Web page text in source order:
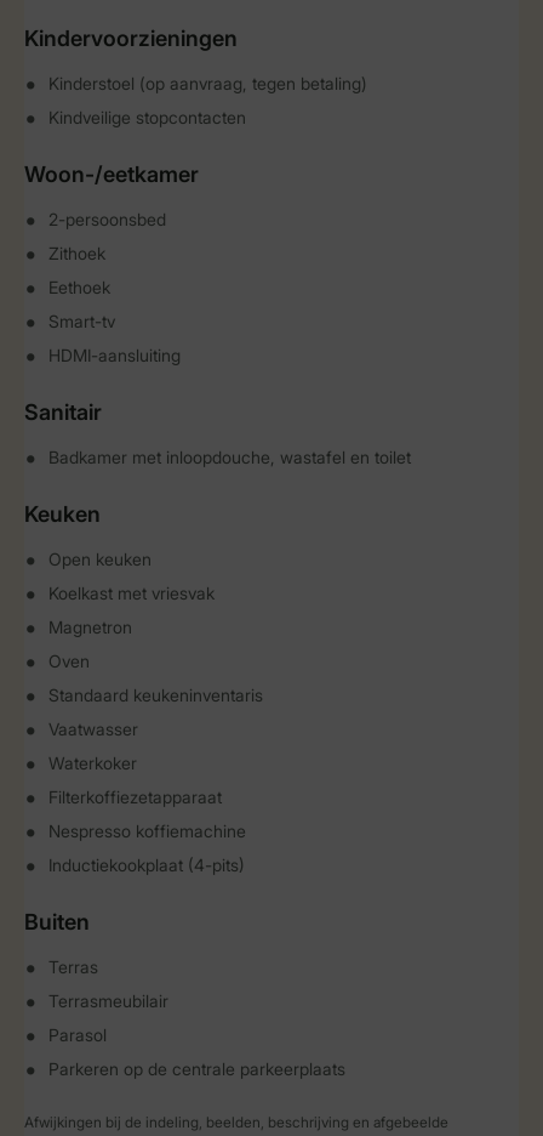
Kindervoorzieningen
Kinderstoel (op aanvraag, tegen betaling)
Kindveilige stopcontacten
Woon-/eetkamer
2-persoonsbed
Zithoek
Eethoek
Smart-tv
HDMI-aansluiting
Sanitair
Badkamer met inloopdouche, wastafel en toilet
Keuken
Open keuken
Koelkast met vriesvak
Magnetron
Oven
Standaard keukeninventaris
Vaatwasser
Waterkoker
Filterkoffiezetapparaat
Nespresso koffiemachine
Inductiekookplaat (4-pits)
Buiten
Terras
Terrasmeubilair
Parasol
Parkeren op de centrale parkeerplaats
Afwijkingen bij de indeling, beelden, beschrijving en afgebeelde